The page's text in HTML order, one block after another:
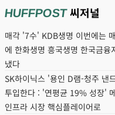
HUFFPOST씨저널
매각 '7수' KDB생명 이번에는
에 한화생명 흥국생명 한국금융
냈다
SK하이닉스 '용인 D램-청주 낸
투입한다 : '연평균 19% 성장'
인프라 시장 핵심플레이어로